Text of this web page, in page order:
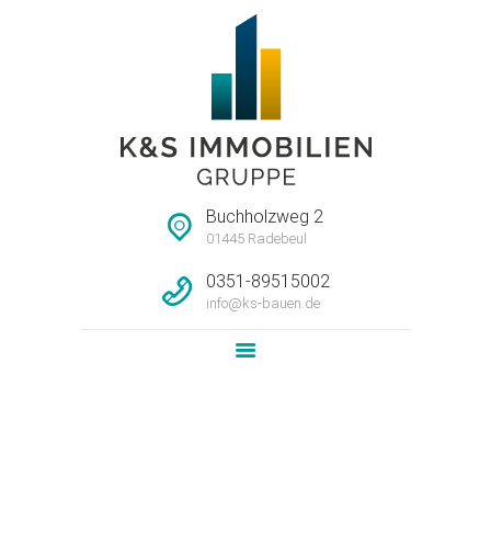
Buchholzweg 2
01445 Radebeul
0351-89515002
info@ks-bauen.de
STARTSEITE
HAUSMEISTERSERVI
UNTERNEHMEN
IMMOBILIEN
LEISTUNG
NEWS